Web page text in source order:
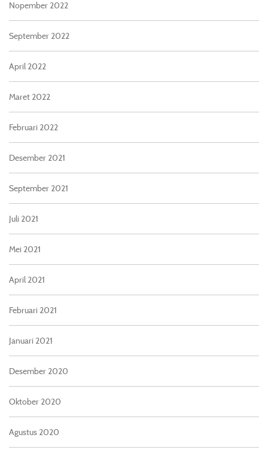
Nopember 2022
September 2022
April 2022
Maret 2022
Februari 2022
Desember 2021
September 2021
Juli 2021
Mei 2021
April 2021
Februari 2021
Januari 2021
Desember 2020
Oktober 2020
Agustus 2020